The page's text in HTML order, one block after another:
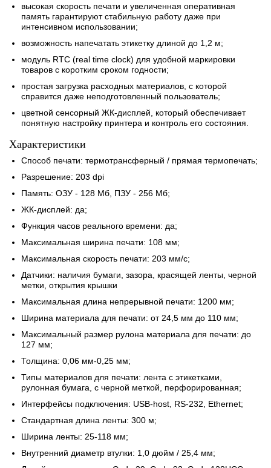
высокая скорость печати и увеличенная оперативная
память гарантируют стабильную работу даже при
интенсивном использовании;
возможность напечатать этикетку длиной до 1,2 м;
модуль RTC (real time clock) для удобной маркировки
товаров с коротким сроком годности;
простая загрузка расходных материалов, с которой
справится даже неподготовленный пользователь;
цветной сенсорный ЖК-дисплей, который обеспечивает
понятную настройку принтера и контроль его состояния.
Характеристики
Способ печати: термотрансферный / прямая термопечать;
Разрешение: 203 dpi
Память: ОЗУ - 128 Мб, ПЗУ - 256 Мб;
ЖК-дисплей: да;
Функция часов реального времени: да;
Максимальная ширина печати: 108 мм;
Максимальная скорость печати: 203 мм/с;
Датчики: наличия бумаги, зазора, красящей ленты, черной
метки, открытия крышки
Максимальная длина непрерывной печати: 1200 мм;
Ширина материала для печати: от 24,5 мм до 110 мм;
Максимальный размер рулона материала для печати: до
127 мм;
Толщина: 0,06 мм-0,25 мм;
Типы материалов для печати: лента с этикетками,
рулонная бумага, с черной меткой, перфорированная;
Интерфейсы подключения: USB-host, RS-232, Ethernet;
Стандартная длина ленты: 300 м;
Ширина ленты: 25-118 мм;
Внутренний диаметр втулки: 1,0 дюйм / 25,4 мм;